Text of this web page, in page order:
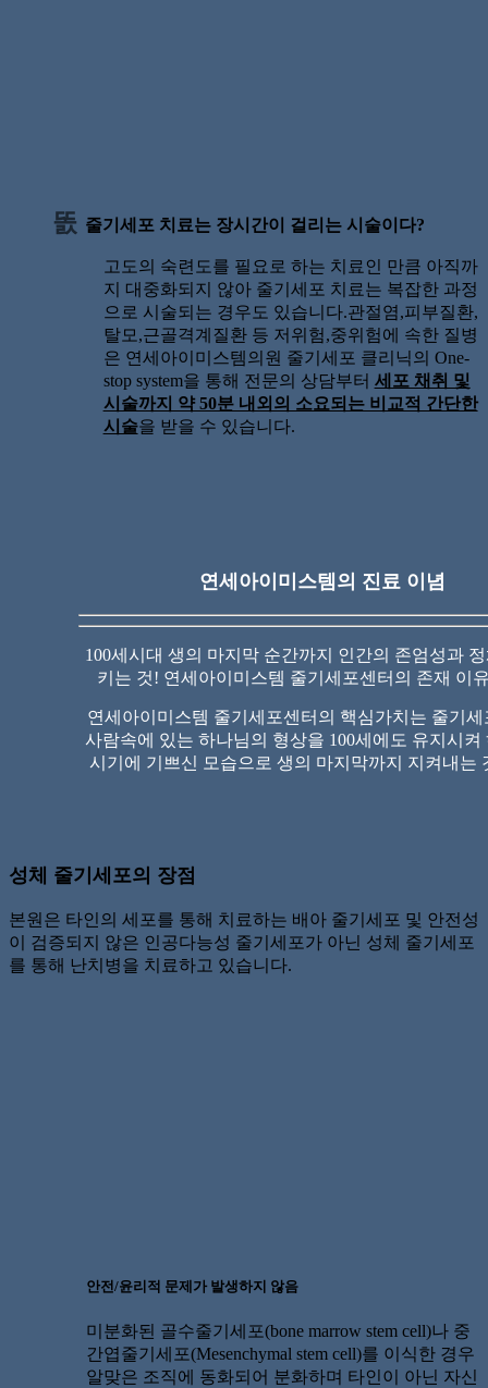
줄기세포 치료는 장시간이 걸리는 시술이다?
고도의 숙련도를 필요로 하는 치료인 만큼 아직까
지 대중화되지 않아 줄기세포 치료는 복잡한 과정
으로 시술되는 경우도 있습니다.관절염,피부질환,
탈모,근골격계질환 등 저위험,중위험에 속한 질병
은 연세아이미스템의원 줄기세포 클리닉의 One-
stop system을 통해 전문의 상담부터 세포 채취 및
시술까지 약 50분 내외의 소요되는 비교적 간단한
시술을 받을 수 있습니다.
연세아이미스템 의 진료 이념
100세시대 생의 마지막 순간까지 인간의 존엄성과
키는 것! 연세아이미스템 줄기세포센터의 존재 이
연세아이미스템 줄기세포센터의 핵심가치는 줄기
사람속에 있는 하나님의 형상을 100세에도 유지시켜
시기에 기쁘신 모습으로 생의 마지막까지 지켜내는
성체 줄기세포의 장점
본원은 타인의 세포를 통해 치료하는 배아 줄기세포 및 안전성
이 검증되지 않은 인공다능성 줄기세포가 아닌 성체 줄기세포
를 통해 난치병을 치료하고 있습니다.
안전/윤리적 문제가 발생하지 않음
미분화된 골수줄기세포(bone marrow stem cell)나 중
간엽줄기세포(Mesenchymal stem cell)를 이식한 경우
알맞은 조직에 동화되어 분화하며 타인이 아닌 자신